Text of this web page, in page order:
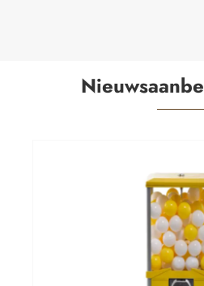
Wat zijn Gashapon-